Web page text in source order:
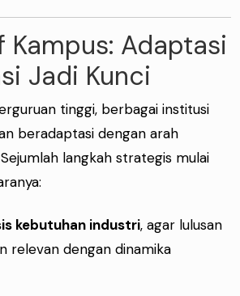
Kampus: Adaptasi
Jadi Kunci
tinggi, berbagai institusi
beradaptasi dengan arah
langkah strategis mulai
kebutuhan industri, agar lulusan
relevan dengan dinamika